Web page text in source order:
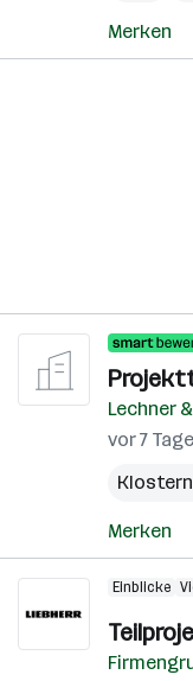
Merken
Lechner
vor 7
Merken
Einblicke